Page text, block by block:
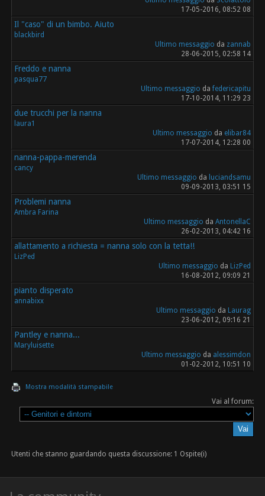
17-05-2016, 08:52 08
Il "caso" di un bimbo. Aiuto
blackbird
Ultimo messaggio da zannab
28-06-2015, 02:58 14
Freddo e nanna
pasqua77
Ultimo messaggio dafedericapitu
17-10-2014, 11:29 23
due trucchi per la nanna
laura1
Ultimo messaggio da elibar84
17-07-2014, 12:28 00
nanna-pappa-merenda
cancy
Ultimo messaggio da luciandsamu
09-09-2013, 03:51 15
Problemi nanna
Ambra Farina
Ultimo messaggio da AntonellaC
26-02-2013, 04:42 16
allattamento a richiesta = nanna solo con la tetta!!
LizPed
Ultimo messaggio da LizPed
16-08-2012, 09:09 21
pianto disperato
annabixx
Ultimo messaggio da Laurag
23-06-2012, 09:16 21
Pantley e nanna...
Maryluisette
Ultimo messaggio da alessimdon
01-02-2012, 10:51 10
Mostra modalità stampabile
Vai al forum:
Utenti che stanno guardando questa discussione: 1 Ospite(i)